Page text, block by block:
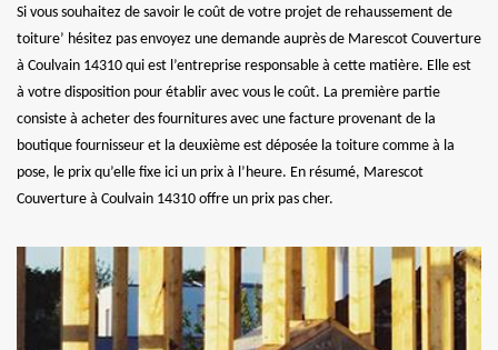
Si vous souhaitez de savoir le coût de votre projet de rehaussement de
toiture’ hésitez pas envoyez une demande auprès de Marescot Couverture
à Coulvain 14310 qui est l’entreprise responsable à cette matière. Elle est
à votre disposition pour établir avec vous le coût. La première partie
consiste à acheter des fournitures avec une facture provenant de la
boutique fournisseur et la deuxième est déposée la toiture comme à la
pose, le prix qu’elle fixe ici un prix à l’heure. En résumé, Marescot
Couverture à Coulvain 14310 offre un prix pas cher.